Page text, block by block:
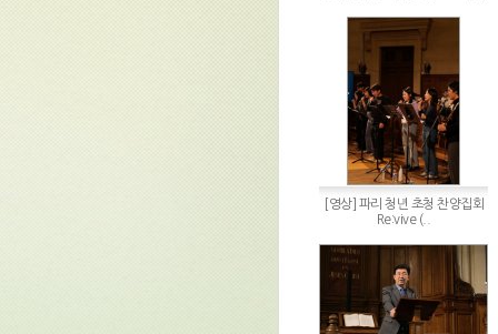
[영상] 파리 청년 초청 찬양집회
Re:vive (..